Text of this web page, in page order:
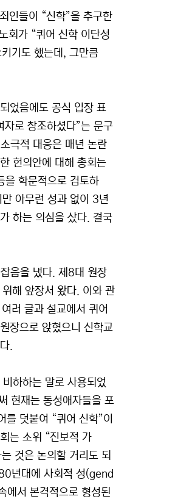
인들이 “신학”을 추구한
회가 “퀴어 신학 이단성
기도 했는데, 그만큼
었음에도 공식 입장 표
로 창조하셨다”는 문구
극적 대응은 매년 논란
헌의안에 대해 총회는
을 학문적으로 검토하
아무런 성과 없이 3년
하는 의심을 샀다. 결국
음을 냈다. 제8대 원장
해 앞장서 왔다. 이와 관
러 글과 설교에서 퀴어
장으로 앉혔으니 신학교
.
하하는 말로 사용되었
현재는 동성애자들을 포
덧붙여 “퀴어 신학”이
는 소위 “진보적 가
것은 논의할 거리도 되
년대에 사회적 성(gend
에서 본격적으로 형성된